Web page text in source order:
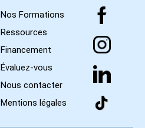
Nos Formations
Ressources
Financement
Évaluez-vous
Nous contacter
Mentions légales